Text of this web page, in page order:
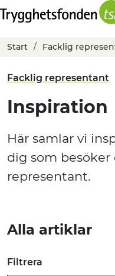
Start Facklig
Facklig representant
Inspiration
Här samlar vi
dig som besöker
representant.
Alla artiklar
Filtrera